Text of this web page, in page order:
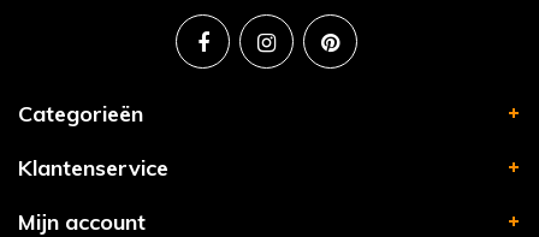
Categorieën
Klantenservice
Mijn account